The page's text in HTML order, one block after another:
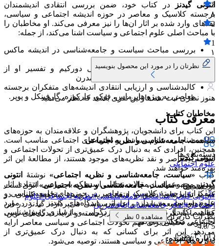
انتونی گیدنزدر کتاب خود، ضمن بررسی انتقادی اندیشمندان
برجسته کلاسیک و معاصر در حوزه اندیشه اجتماعی و سیاسی،
نقدهای وارد شده بر اثار ان‌ها را نیز معرفی می‌کند. او مخاطبان را
با مباحث اصلی علوم اجتماعی و سیاست اشنا می‌کند، از جمله:
بررسی مباحث سیاست و جامعه‌شناسی در اندیشه ماکس
وبر
تحلیل‌های جامعه‌شناسی سیاسی دورکیم و تفسیر او از
فردگرایی و همبستگی در جوامع مدرن
کالبدشناسی و ارزیابی انتقادی اندیشه‌های متفکران برجسته
معاصر، به ویژه هابرماس، فوکو، مارکوزه، گارفینکل و پوپر.
مخاطبان کتاب:
این کتاب برای دانشجویان، پژوهشگران و علاقه‌مندان به حوزه‌های
جامعه‌شناسی، علوم سیاسی و نظریه‌های اجتماعی مناسب است.
همچنین، افرادی که به دنبال درک عمیق‌تری از تحولات اجتماعی و
سیاسی معاصر و نقد نظریه‌های موجود هستند، از مطالعهٔ این اثر
بهره‌مند خواهند شد.​
در مجموع،«سیاست، جامعه‌شناسی و نظریه اجتماعی»اثری است
که با تحلیل‌های دقیق و انتقادی، به بررسی مفاهیم کلیدی در
حوزه‌های جامعه‌شناسی و علوم سیاسی می‌پردازد. گیدنز در این
کتاب، با بازنگری در اثار متفکران برجسته و ارایهٔ دیدگاه‌های نوین،
چارچوبی تحلیلی برای فهم تحولات اجتماعی و سیاسی معاصر ارایه
می‌دهد. این اثر برای کسانی که به دنبال درک عمیق‌تری از
نظریه‌های اجتماعی و سیاسی هستند، توصیه می‌شود.​
3
۸
2
۰
1
۱
نظرتان را در مورد این محصول بنویسید
هنوز نظری ثبت نشدهاولین نفری باشید که نظر می‌دهید
معرفی کتاب
سیاست، جامعه‌شناسی و نظریه اجتماعی
انتونی گیدنز
کتاب «سیاست، جامعه‌شناسی و نظریه اجتماعی» نوشتهٔ انتونی
گیدنز، مجموعه‌ای از مقالات تحلیلی است که به بررسی انتقادی اثار
متفکران برجستهٔ کلاسیک و معاصر در حوزه‌های جامعه‌شناسی و
علوم سیاسی می‌پردازد. این اثر، دیدگاه‌های گیدنز را در مورد
مفاهیم کلیدی مدرنیته، قدرت، فردگرایی و بازسازی روش‌شناسی
اجتماعی منعکس می‌کند.​
درباره نویسنده:
دسته‌بندی‌ها
علوم اجتماعی
برچسب‌ها
#آنتونی گیدنز#سیاست#جامعه‌شناسی#نظریه اجتماعی#علوم
اجتماعی#تفکر جامعه‌شناسانه#نشر نی
نظرات کاربران مشاهده 0 نظر
5 /
4.0
( از ۴۰ نظر )